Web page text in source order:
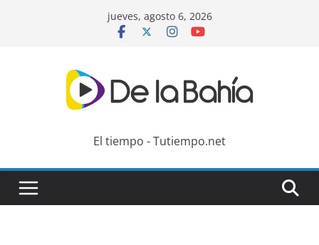
jueves, agosto 6, 2026
El tiempo - Tutiempo.net